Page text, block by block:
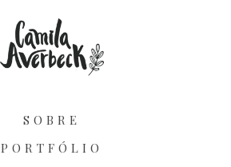
SOBRE
PORTFÓLIO